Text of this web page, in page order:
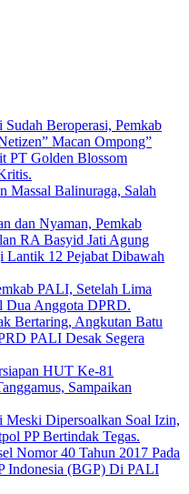
Beroperasi, Pemkab
Macan Ompong”
PT Golden Blossom
Massal Balinuraga, Salah
dan Nyaman, Pemkab
RA Basyid Jati Agung
12 Pejabat Dibawah
PALI, Setelah Lima
Dua Anggota DPRD.
Bertaring, Angkutan Batu
PALI Desak Segera
HUT Ke-81
Sampaikan
Dipersoalkan Soal Izin,
PP Bertindak Tegas.
Nomor 40 Tahun 2017 Pada
Indonesia (BGP) Di PALI